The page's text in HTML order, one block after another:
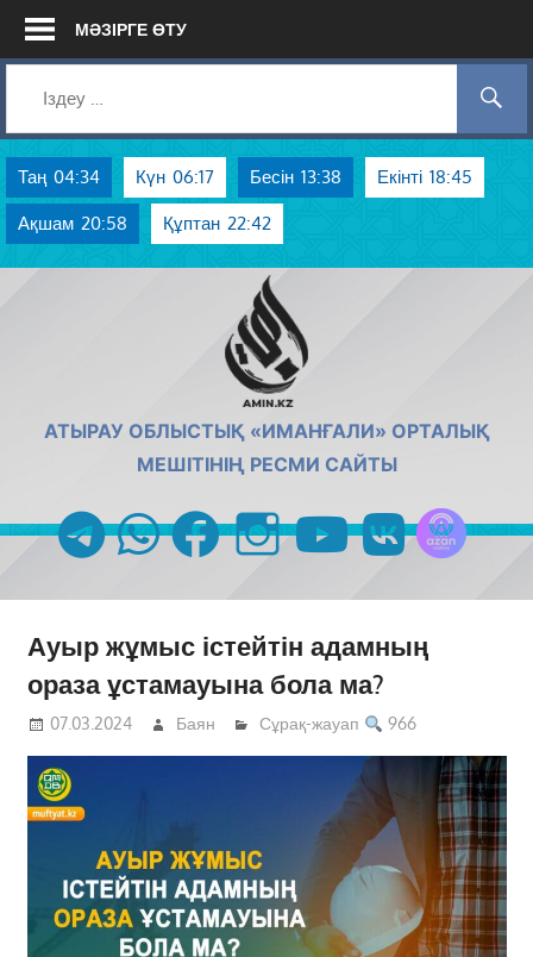
Skip
МӘЗІРГЕ ӨТУ
Таң 04:34 Күн 06:17 Бесін 13:38 Екінті 18:45
Ақшам 20:58 Құптан 22:42
АТЫРАУ ОБЛЫСТЫҚ «ИМАНҒАЛИ» ОРТАЛЫҚ
МЕШІТІНІҢ РЕСМИ САЙТЫ
telegramwhatsappfacebookinstagramyoutubevk
Ауыр жұмыс істейтін адамның
ораза ұстамауына бола ма?
07.03.2024 Баян Сұрақ-жауап 966